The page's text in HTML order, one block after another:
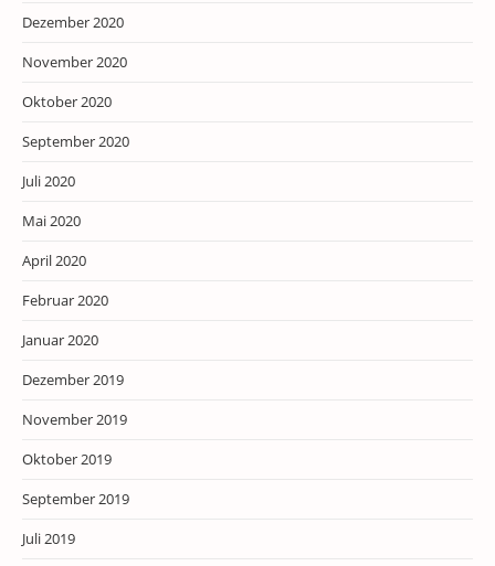
Dezember 2020
November 2020
Oktober 2020
September 2020
Juli 2020
Mai 2020
April 2020
Februar 2020
Januar 2020
Dezember 2019
November 2019
Oktober 2019
September 2019
Juli 2019